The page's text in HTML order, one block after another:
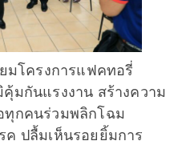
ยมโครงการแฟคทอรี่
มกันแรงงาน สร้างความ
ทุกคนร่วมพลิกโฉม
ค ปลื้มเห็นรอยยิ้มการ